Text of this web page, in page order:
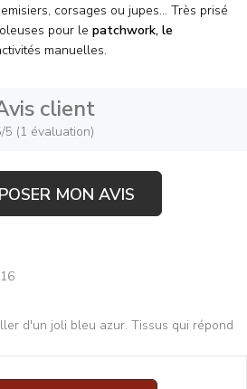
corsages ou jupes... Très prisé
pour le patchwork, le
manuelles.
client
5 (1 évaluation)
MON AVIS
d'un joli bleu azur. Tissus qui répond